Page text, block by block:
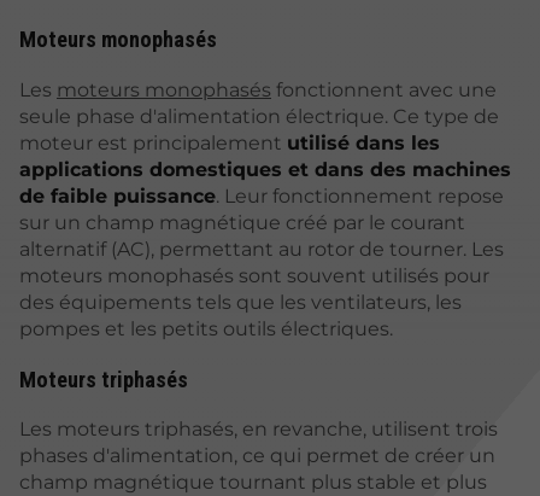
Moteurs monophasés
Les moteurs monophasés fonctionnent avec une
seule phase d'alimentation électrique. Ce type de
moteur est principalement utilisé dans les
applications domestiques et dans des machines
de faible puissance. Leur fonctionnement repose
sur un champ magnétique créé par le courant
alternatif (AC), permettant au rotor de tourner. Les
moteurs monophasés sont souvent utilisés pour
des équipements tels que les ventilateurs, les
pompes et les petits outils électriques.
Moteurs triphasés
Les moteurs triphasés, en revanche, utilisent trois
phases d'alimentation, ce qui permet de créer un
champ magnétique tournant plus stable et plus